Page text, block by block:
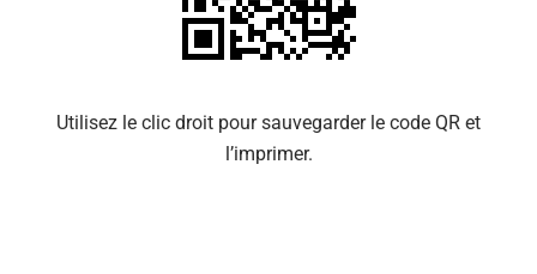
Utilisez le clic droit pour sauvegarder le code QR et
l’imprimer.